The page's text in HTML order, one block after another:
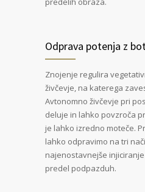
Odprava potenja z
Znojenje regulira
živčevje, na katerega
Avtonomno živčevje pri
deluje in lahko povzroča
je lahko izredno moteče.
lahko odpravimo na tri
najenostavnejše
predel podpazduh.